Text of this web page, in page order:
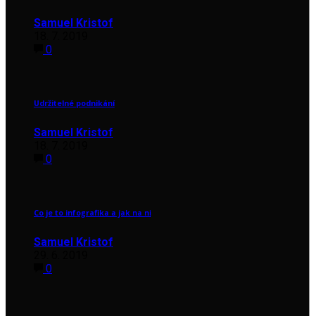
Samuel Kristof
0
Udržitelné podnikání
Samuel Kristof
0
Co je to infografika a jak na ni
Samuel Kristof
0